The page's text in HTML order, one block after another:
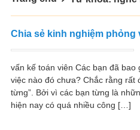
Chia sẻ kinh nghiệm phỏng
vấn kế toán viên Các bạn đã bao
việc nào đó chưa? Chắc rằng rất
từng”. Bởi vì các bạn từng là
hiện nay có quá nhiều công […]